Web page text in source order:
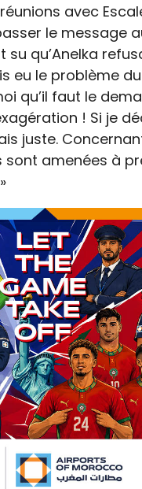
avec
le message
qu’Anelka
eu le problème
qu’il faut le
! Si je
juste.
amenées à